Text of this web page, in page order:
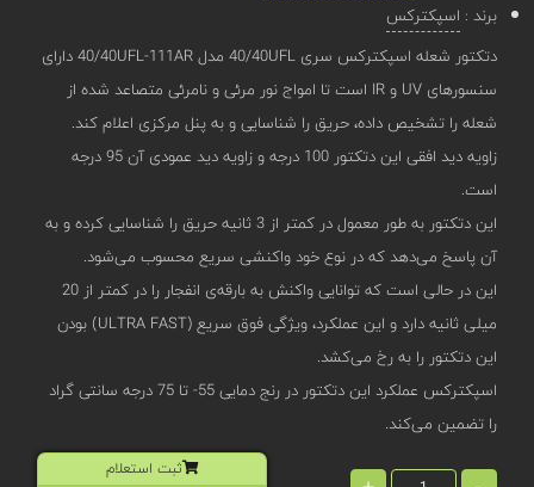
برند : اسپکترکس
دتکتور شعله اسپکترکس سری 40/40UFL مدل 40/40UFL-111AR دارای
سنسورهای UV و IR است تا امواج نور مرئی و نامرئی متصاعد شده از
شعله را تشخیص داده، حریق را شناسایی و به پنل مرکزی اعلام کند.
زاویه دید افقی این دتکتور 100 درجه و زاویه دید عمودی آن 95 درجه
است.
این دتکتور به طور معمول در کمتر از 3 ثانیه حریق را شناسایی کرده و به
آن پاسخ می‌دهد که در نوع خود واکنشی سریع محسوب می‌شود.
این در حالی است که توانایی واکنش به بارقه‌ی انفجار را در کمتر از 20
میلی ثانیه دارد و این عملکرد، ویژگی فوق سریع (ULTRA FAST) بودن
این دتکتور را به رخ می‌کشد.
اسپکترکس عملکرد این دتکتور در رنج دمایی 55- تا 75 درجه سانتی گراد
را تضمین می‌کند.
ثبت استعلام